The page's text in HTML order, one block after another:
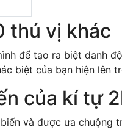
thú vị khác
để tạo ra biệt danh
biệt của bạn hiện lên
của kí tự
và được ưa chuộng